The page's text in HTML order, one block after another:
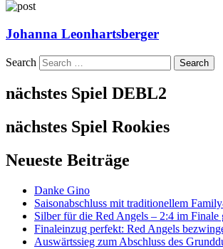
Johanna Leonhartsberger
Search
nächstes Spiel DEBL2
nächstes Spiel Rookies
Neueste Beiträge
Danke Gino
Saisonabschluss mit traditionellem
Silber für die Red Angels – 2:4 im
Finaleinzug perfekt: Red Angels
Auswärtssieg zum Abschluss des